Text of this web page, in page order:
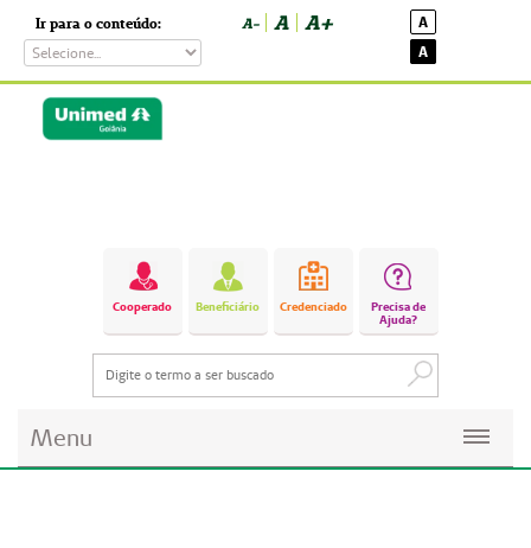
Ir para o conteúdo: A- A A+
A
A
Cooperado Beneficiário Credenciado
Precisa de
Ajuda?
Menu